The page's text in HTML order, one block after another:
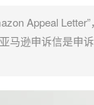
Appeal
马逊申诉信是申